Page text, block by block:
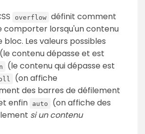
overflow définit comment
comporter lorsqu'un contenu
bloc. Les valeurs possibles
(le contenu dépasse et est
(le contenu qui dépasse est
(on affiche
des barres de défilement
enfin
auto
(on affiche des
si un contenu